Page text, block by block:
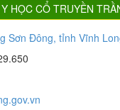
HỌC CỔ TRUYỀN
Sơn Đông, tỉnh Vĩnh